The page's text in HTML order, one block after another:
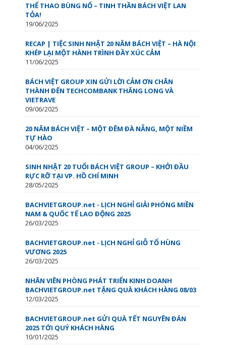
THỂ THAO BÙNG NỔ – TINH THẦN BÁCH VIỆT LAN
TỎA!
19/06/2025
RECAP | TIỆC SINH NHẬT 20 NĂM BÁCH VIỆT – HÀ NỘI
KHÉP LẠI MỘT HÀNH TRÌNH ĐẦY XÚC CẢM
11/06/2025
BÁCH VIỆT GROUP XIN GỬI LỜI CẢM ƠN CHÂN
THÀNH ĐẾN TECHCOMBANK THĂNG LONG VÀ
VIETRAVE
09/06/2025
20 NĂM BÁCH VIỆT – MỘT ĐÊM ĐÀ NẴNG, MỘT NIỀM
TỰ HÀO
04/06/2025
SINH NHẬT 20 TUỔI BÁCH VIỆT GROUP – KHỞI ĐẦU
RỰC RỠ TẠI VP. HỒ CHÍ MINH
28/05/2025
BACHVIETGROUP.net - LỊCH NGHỈ GIẢI PHÓNG MIỀN
NAM & QUỐC TẾ LAO ĐỘNG 2025
26/03/2025
BACHVIETGROUP.net - LỊCH NGHỈ GIỖ TỔ HÙNG
VƯƠNG 2025
26/03/2025
NHÂN VIÊN PHÒNG PHÁT TRIỂN KINH DOANH
BACHVIETGROUP.net TẶNG QUÀ KHÁCH HÀNG 08/03
12/03/2025
BACHVIETGROUP.net GỬI QUÀ TẾT NGUYÊN ĐÁN
2025 TỚI QUÝ KHÁCH HÀNG
10/01/2025